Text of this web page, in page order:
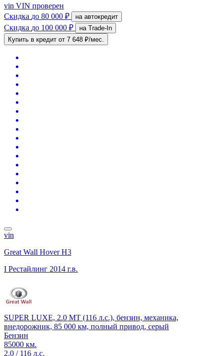
vin VIN проверен
Скидка до 80 000 ₽ на автокредит
Скидка до 100 000 ₽
на Trade-In
Купить в кредит от 7 648 ₽/мес.
vin
Great Wall Hover H3
I Рестайлинг 2014 г.в.
SUPER LUXE, 2.0 MT (116 л.с.), бензин, механика,
внедорожник, 85 000 км, полный привод, серый
Бензин
85000 км.
2.0 / 116 л.с.